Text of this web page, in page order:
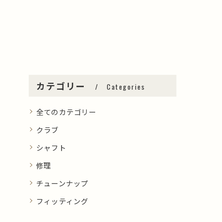
カテゴリー Categories
全てのカテゴリー
クラブ
シャフト
修理
チューンナップ
フィッティング